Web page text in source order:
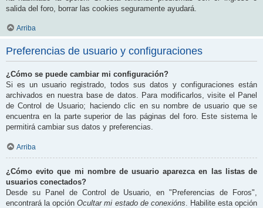
salida del foro, borrar las cookies seguramente ayudará.
Arriba
Preferencias de usuario y configuraciones
¿Cómo se puede cambiar mi configuración?
Si es un usuario registrado, todos sus datos y configuraciones están
archivados en nuestra base de datos. Para modificarlos, visite el Panel
de Control de Usuario; haciendo clic en su nombre de usuario que se
encuentra en la parte superior de las páginas del foro. Este sistema le
permitirá cambiar sus datos y preferencias.
Arriba
¿Cómo evito que mi nombre de usuario aparezca en las listas de
usuarios conectados?
Desde su Panel de Control de Usuario, en "Preferencias de Foros",
encontrará la opciónOcultar mi estado de conexións . Habilite esta opción